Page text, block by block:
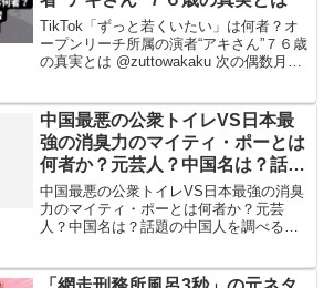
TikTok「ずっと若くいたい」は何者？オ
ープンリーチ所属の演者“アキさん”７６歳
の真実とは @zuttowakaku 次の偶数月が
楽曲 - ずっ...
中国最悪の公衆トイレVS日本最
強の消臭力のマイティ・ポーとは
何者か？元芸人？中国名は？話題
の中国人を調べる
中国最悪の公衆トイレVS日本最強の消臭
力のマイティ・ポーとは何者か？元芸
人？中国名は？話題の中国人を調べる中
の軽快なトークと、中国人の視点から日